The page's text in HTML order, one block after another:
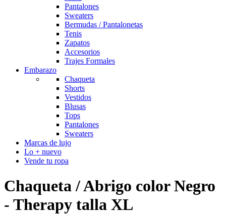
Pantalones
Sweaters
Bermudas / Pantalonetas
Tenis
Zapatos
Accesorios
Trajes Formales
Embarazo
Chaqueta
Shorts
Vestidos
Blusas
Tops
Pantalones
Sweaters
Marcas de lujo
Lo + nuevo
Vende tu ropa
Chaqueta / Abrigo color Negro
- Therapy talla XL